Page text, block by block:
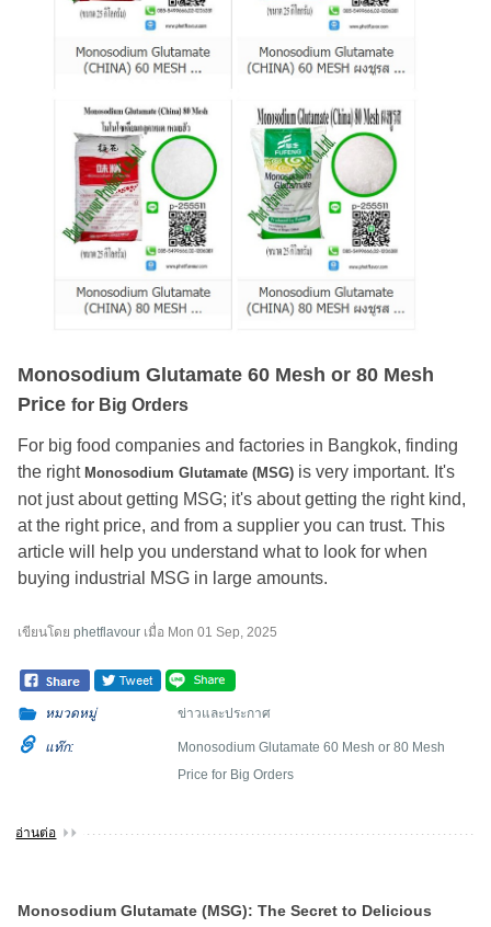
Monosodium Glutamate 60 Mesh or 80 Mesh
Pricefor Big Orders
For big food companies and factories in Bangkok, finding
the rightMonosodium Glutamate (MSG) is very important. It's
not just about getting MSG; it's about getting the right kind,
at the right price, and from a supplier you can trust. This
article will help you understand what to look for when
buying industrial MSG in large amounts.
เขียนโดยphetflavour เมื่อ Mon 01 Sep, 2025
หมวดหมู่ ข่าวและประกาศ
แท๊ก:
Monosodium Glutamate 60 Mesh or 80 Mesh
Price for Big Orders
อ่านต่อ
Monosodium Glutamate (MSG): The Secret to Delicious